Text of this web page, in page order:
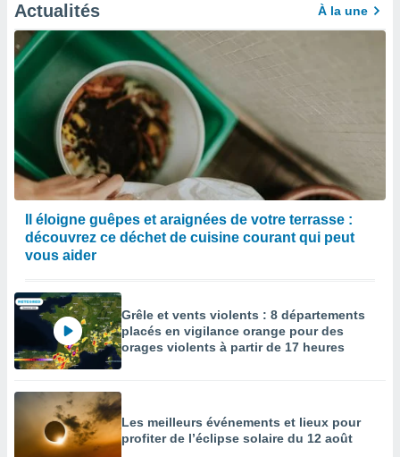
Actualités À la une
Il éloigne guêpes et araignées de votre terrasse :
découvrez ce déchet de cuisine courant qui peut
vous aider
Grêle et vents violents : 8 départements
placés en vigilance orange pour des
orages violents à partir de 17 heures
Les meilleurs événements et lieux pour
profiter de l’éclipse solaire du 12 août